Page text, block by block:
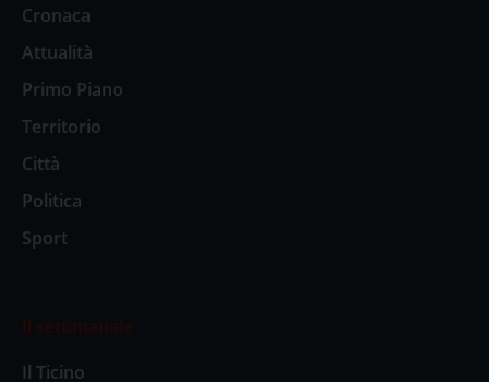
Cronaca
Attualità
Primo Piano
Territorio
Città
Politica
Sport
Il settimanale
Il Ticino